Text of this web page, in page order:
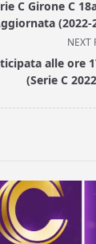
C Girone C
(2022-
NEXT
alle ore
(Serie C